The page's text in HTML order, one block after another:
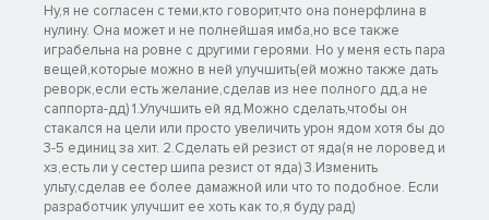
Ну,я не согласен с теми,кто говорит,что она понерфлина в
нулину. Она может и не полнейшая имба,но все также
играбельна на ровне с другими героями. Но у меня есть пара
вещей,которые можно в ней улучшить(ей можно также дать
реворк,если есть желание,сделав из нее полного дд,а не
саппорта-дд) 1.Улучшить ей яд.Можно сделать,чтобы он
стакался на цели или просто увеличить урон ядом хотя бы до
3-5 единиц за хит. 2.Сделать ей резист от яда(я не лоровед и
хз,есть ли у сестер шипа резист от яда) 3.Изменить
ульту,сделав ее более дамажной или что то подобное. Если
разработчик улучшит ее хоть как то,я буду рад)